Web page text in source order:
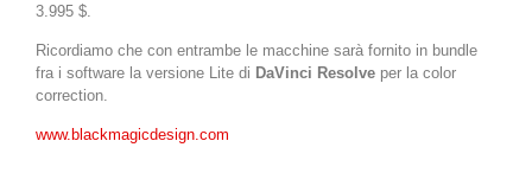
3.995 $.
Ricordiamo che con entrambe le macchine sarà fornito in bundle
fra i software la versione Lite di DaVinci Resolve per la color
correction.
www.blackmagicdesign.com